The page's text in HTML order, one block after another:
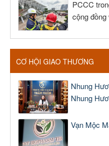
PCCC
cộng đồng
CƠ HỘI GIAO THƯƠNG
Nhung
Nhung
Vạn Mộc